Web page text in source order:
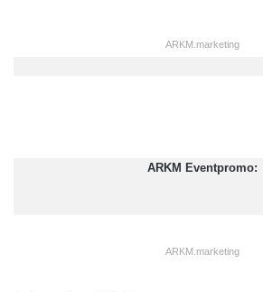
ARKM.marketing
ARKM Eventpromo:
ARKM.marketing